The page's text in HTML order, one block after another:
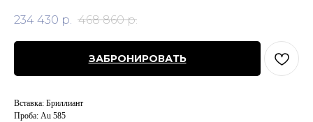
234 430 р. 468 860 р.
ЗАБРОНИРОВАТЬ
Вставка: Бриллиант
Проба: Au 585